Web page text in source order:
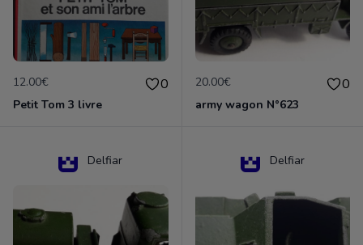
12.00€ 0
Petit Tom 3 livre
20.00€ 0
army wagon N°623
Delfiar Delfiar